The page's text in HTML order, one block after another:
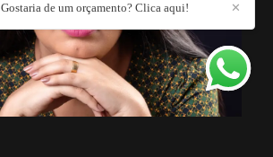
✕
Gostaria de um orçamento? Clica aqui!